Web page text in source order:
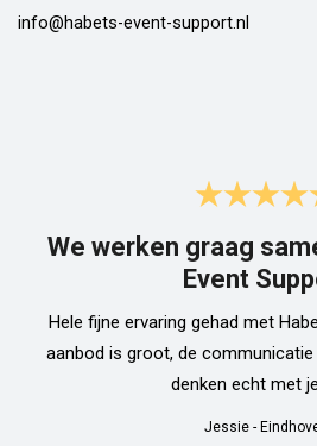
info@habets-event-support.nl
We werken graag
Event
Hele fijne ervaring gehad met
aanbod is groot, de communicatie
denken echt met
Jessie -